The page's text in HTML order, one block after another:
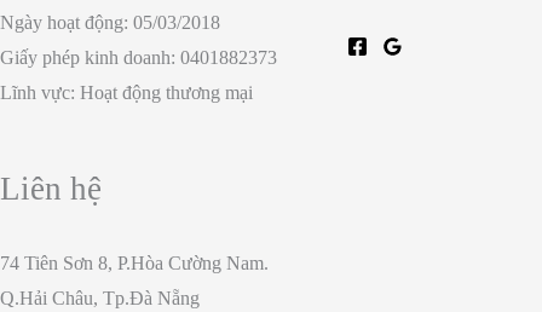
Ngày hoạt động: 05/03/2018
Giấy phép kinh doanh: 0401882373
Lĩnh vực: Hoạt động thương mại
Liên hệ
74 Tiên Sơn 8, P.Hòa Cường Nam.
Q.Hải Châu, Tp.Đà Nẵng